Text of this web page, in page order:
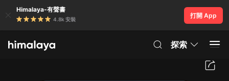
Himalaya-有聲書
4.8k 安裝
打開 App
探索